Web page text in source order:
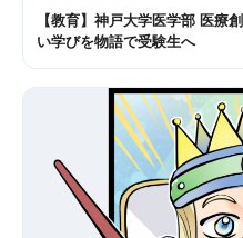
【教育】神戸大学医学部 医療
い学びを物語で受験生へ